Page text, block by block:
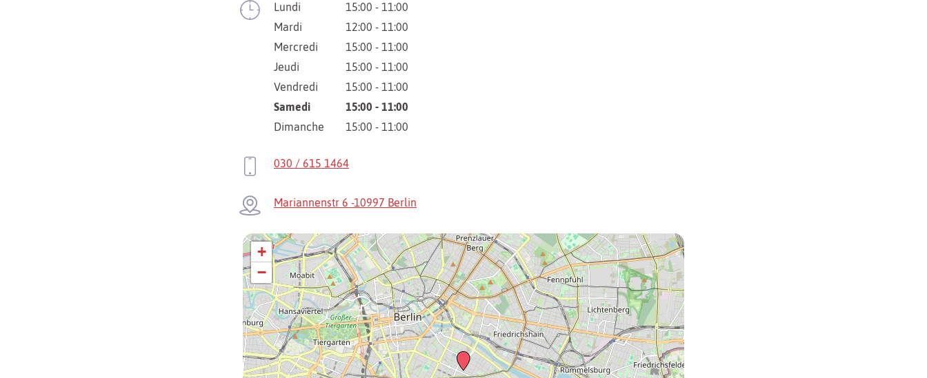
Lundi
15:00 - 11:00
Mardi
12:00 - 11:00
Mercredi
15:00 - 11:00
Jeudi
15:00 - 11:00
Vendredi
15:00 - 11:00
Samedi
15:00 - 11:00
Dimanche
15:00 - 11:00
030 / 615 1464
Mariannenstr 6 -10997 Berlin
+
−